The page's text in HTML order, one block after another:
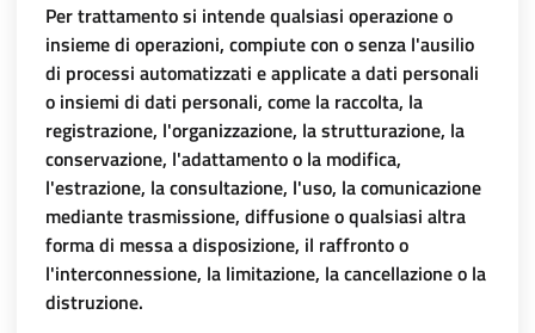
Per trattamento si intende qualsiasi operazione o
insieme di operazioni, compiute con o senza l'ausilio
di processi automatizzati e applicate a dati personali
o insiemi di dati personali, come la raccolta, la
registrazione, l'organizzazione, la strutturazione, la
conservazione, l'adattamento o la modifica,
l'estrazione, la consultazione, l'uso, la comunicazione
mediante trasmissione, diffusione o qualsiasi altra
forma di messa a disposizione, il raffronto o
l'interconnessione, la limitazione, la cancellazione o la
distruzione.